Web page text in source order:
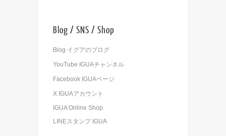
Blog / SNS / Shop
Blog イグアのブログ
YouTube IGUAチャンネル
Facebook IGUAページ
X IGUAアカウント
IGUA Online Shop
LINEスタンプ IGUA